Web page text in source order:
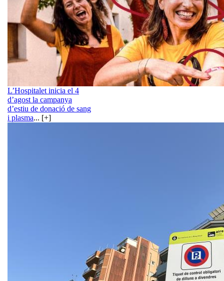
L’Hospitalet inicia el 4
d’agost la campanya
d’estiu de donació de sang
i plasma... [+]